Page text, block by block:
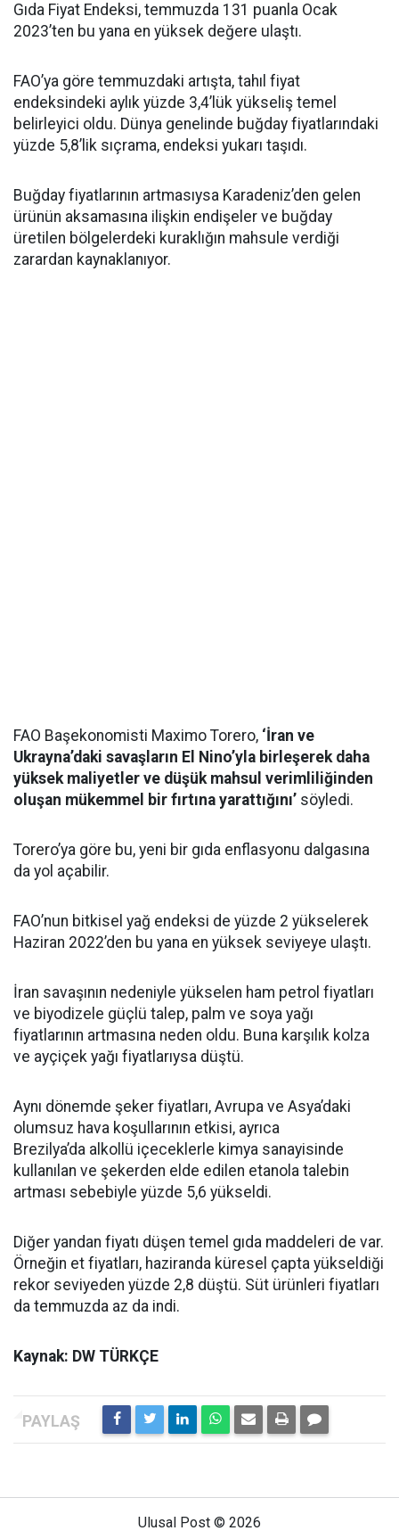
Gıda Fiyat Endeksi, temmuzda 131 puanla Ocak
2023’ten bu yana en yüksek değere ulaştı.
FAO’ya göre temmuzdaki artışta, tahıl fiyat
endeksindeki aylık yüzde 3,4’lük yükseliş temel
belirleyici oldu. Dünya genelinde buğday fiyatlarındaki
yüzde 5,8’lik sıçrama, endeksi yukarı taşıdı.
Buğday fiyatlarının artmasıysa Karadeniz’den gelen
ürünün aksamasına ilişkin endişeler ve buğday
üretilen bölgelerdeki kuraklığın mahsule verdiği
zarardan kaynaklanıyor.
FAO Başekonomisti Maximo Torero, ‘İran ve
Ukrayna’daki savaşların El Nino’yla birleşerek daha
yüksek maliyetler ve düşük mahsul verimliliğinden
oluşan mükemmel bir fırtına yarattığını’ söyledi.
Torero’ya göre bu, yeni bir gıda enflasyonu dalgasına
da yol açabilir.
FAO’nun bitkisel yağ endeksi de yüzde 2 yükselerek
Haziran 2022’den bu yana en yüksek seviyeye ulaştı.
İran savaşının nedeniyle yükselen ham petrol fiyatları
ve biyodizele güçlü talep, palm ve soya yağı
fiyatlarının artmasına neden oldu. Buna karşılık kolza
ve ayçiçek yağı fiyatlarıysa düştü.
Aynı dönemde şeker fiyatları, Avrupa ve Asya’daki
olumsuz hava koşullarının etkisi, ayrıca
Brezilya’da alkollü içeceklerle kimya sanayisinde
kullanılan ve şekerden elde edilen etanola talebin
artması sebebiyle yüzde 5,6 yükseldi.
Diğer yandan fiyatı düşen temel gıda maddeleri de var.
Örneğin et fiyatları, haziranda küresel çapta yükseldiği
rekor seviyeden yüzde 2,8 düştü. Süt ürünleri fiyatları
da temmuzda az da indi.
Kaynak: DW TÜRKÇE
Ulusal Post © 2026